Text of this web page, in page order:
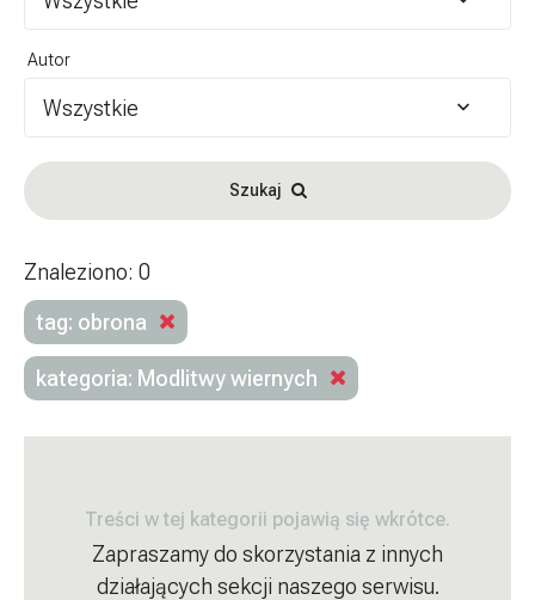
Autor
Wszystkie
Szukaj
Znaleziono: 0
tag: obrona
kategoria: Modlitwy wiernych
Treści w tej kategorii pojawią się wkrótce.
Zapraszamy do skorzystania z innych
działających sekcji naszego serwisu.